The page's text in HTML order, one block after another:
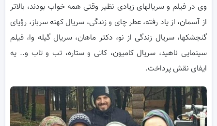
وی در فیلم و سریالهای زیادی نظیر وقتی همه خواب بودند، بالاتر
از آسمان، از یاد رفته، عطر چای و زندگی، سریال کهنه سرباز، رؤیای
گنجشکها، سریال زندگی از نو، دکتر ماهان، سریال گیله وا، فیلم
سینمایی ناهید، سریال کامیون، کاتی و ستاره، تب و تاب و.. یه
ایفای نقش پرداخت.